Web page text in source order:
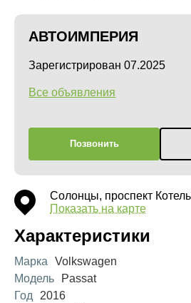
АВТОИМПЕРИЯ
Зарегистрирован 07.2025
Все объявления
Позвонить
Солонцы, проспект
Показать на карте
Характеристики
Марка
Volkswagen
Модель
Passat
Год
2016